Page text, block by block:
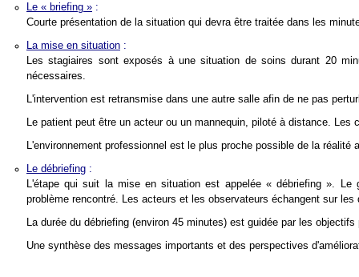
Le « briefing » :
Courte présentation de la situation qui devra être traitée dans les
La mise en situation :
Les stagiaires sont exposés à une situation de soins durant 20
nécessaires.
L'intervention est retransmise dans une autre salle afin de ne pas
Le patient peut être un acteur ou un mannequin, piloté à distance.
L'environnement professionnel est le plus proche possible de la
Le débriefing :
L'étape qui suit la mise en situation est appelée « débriefing ».
problème rencontré. Les acteurs et les observateurs échangent sur
La durée du débriefing (environ 45 minutes) est guidée par les
Une synthèse des messages importants et des perspectives